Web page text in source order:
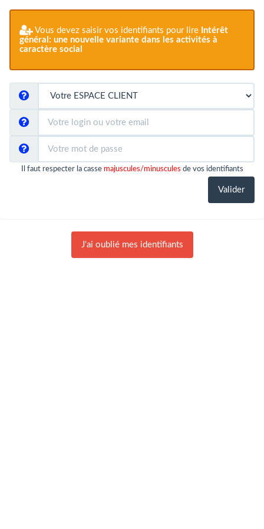
Vous devez saisir vos identifiants pour lire Intérêt
général: une nouvelle variante dans les activités à
caractère social
Il faut respecter la casse majuscules/minuscules de vos identifiants
J'ai oublié mes identifiants